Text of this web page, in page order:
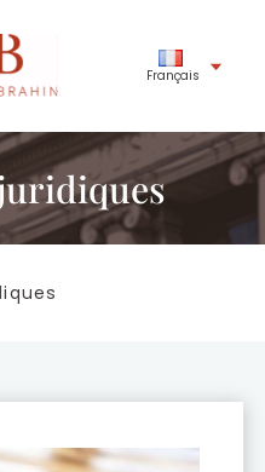
Français